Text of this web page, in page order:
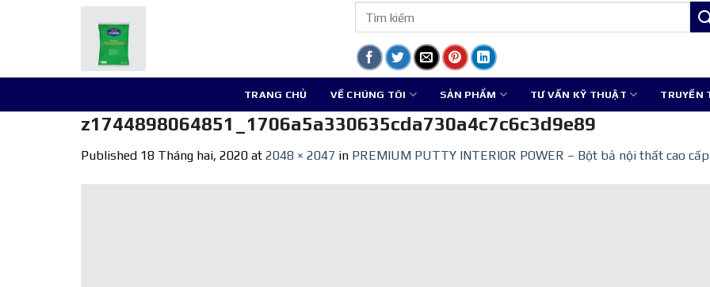
TRANG CHỦ VỀ CHÚNG TÔI SẢN PHẨM TƯ VẤN KỸ THUẬT TRUYỀN
z1744898064851_1706a5a330635cda730a4c7c6c3d9e89
Published 18 Tháng hai, 2020 at 2048 × 2047 in PREMIUM PUTTY INTERIOR POWER – Bột bả nội thất cao cấp